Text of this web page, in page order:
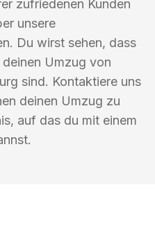
zufriedenen Kunden
unsere
Du wirst sehen, dass
Umzug von
sind. Kontaktiere uns
deinen Umzug zu
auf das du mit einem